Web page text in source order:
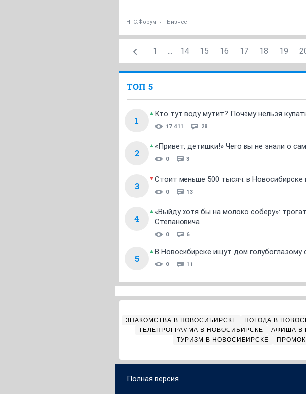
НГС.Форум Бизнес
1 ... 14 15 16 17 18 19
ТОП 5
1
Кто тут воду мутит? Почему нельзя
17 411 28
2
«Привет, детишки!» Чего вы не знали о
0 3
3
Стоит меньше 500 тысяч: в
0 13
4
«Выйду хотя бы на молоко соберу»:
Степановича
0 6
5
В Новосибирске ищут дом
0 11
ЗНАКОМСТВА В НОВОСИБИРСКЕ ПОГОДА В
ТЕЛЕПРОГРАММА В НОВОСИБИРСКЕ
АФИША В
ТУРИЗМ В НОВОСИБИРСКЕ
Полная версия